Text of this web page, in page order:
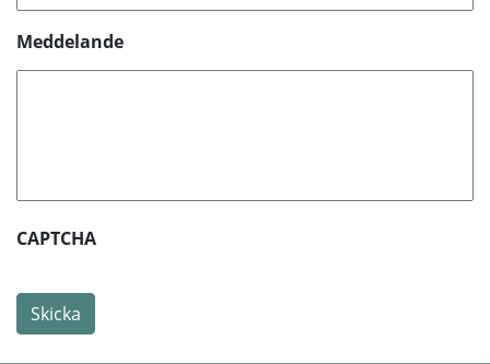
Meddelande
CAPTCHA
Skicka